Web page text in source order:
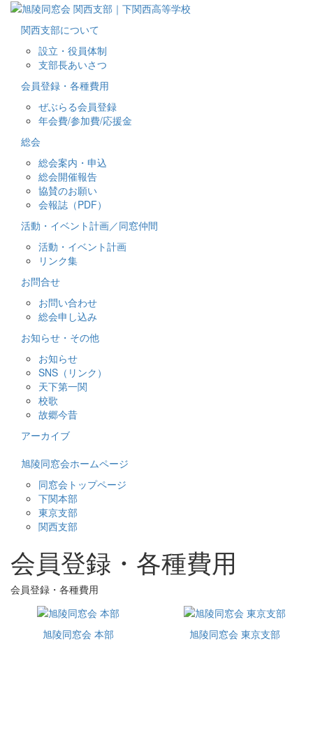
関西支部について
設立・役員体制
支部長あいさつ
会員登録・各種費用
ぜぶらる会員登録
年会費/参加費/応援金
総会
総会案内・申込
総会開催報告
協賛のお願い
会報誌（PDF）
活動・イベント計画／同窓仲間
活動・イベント計画
リンク集
お問合せ
お問い合わせ
総会申し込み
お知らせ・その他
お知らせ
SNS（リンク）
天下第一関
校歌
故郷今昔
アーカイブ
旭陵同窓会ホームページ
同窓会トップページ
下関本部
東京支部
関西支部
会員登録・各種費用
会員登録・各種費用
旭陵同窓会 本部 旭陵同窓会 東京支部